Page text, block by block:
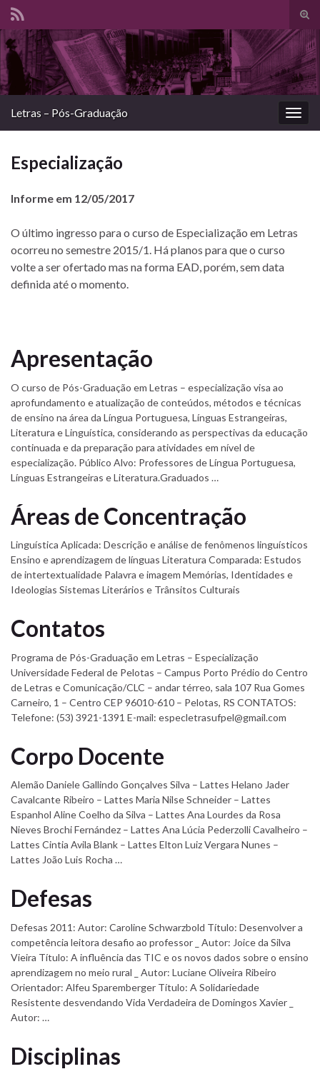
de
Search for:
Letras – Pós-Graduação
Especialização
Informe em 12/05/2017
O último ingresso para o curso de Especialização em Letras
ocorreu no semestre 2015/1. Há planos para que o curso
volte a ser ofertado mas na forma EAD, porém, sem data
definida até o momento.
Apresentação
O curso de Pós-Graduação em Letras – especialização visa ao
aprofundamento e atualização de conteúdos, métodos e técnicas
de ensino na área da Língua Portuguesa, Línguas Estrangeiras,
Literatura e Linguística, considerando as perspectivas da educação
continuada e da preparação para atividades em nível de
especialização. Público Alvo: Professores de Língua Portuguesa,
Línguas Estrangeiras e Literatura.Graduados …
Áreas de Concentração
Linguística Aplicada: Descrição e análise de fenômenos linguísticos
Ensino e aprendizagem de línguas Literatura Comparada: Estudos
de intertextualidade Palavra e imagem Memórias, Identidades e
Ideologias Sistemas Literários e Trânsitos Culturais
Contatos
Programa de Pós-Graduação em Letras – Especialização
Universidade Federal de Pelotas – Campus Porto Prédio do Centro
de Letras e Comunicação/CLC – andar térreo, sala 107 Rua Gomes
Carneiro, 1 – Centro CEP 96010-610 – Pelotas, RS CONTATOS:
Telefone: (53) 3921-1391 E-mail: especletrasufpel@gmail.com
Corpo Docente
Alemão Daniele Gallindo Gonçalves Silva – Lattes Helano Jader
Cavalcante Ribeiro – Lattes Maria Nilse Schneider – Lattes
Espanhol Aline Coelho da Silva – Lattes Ana Lourdes da Rosa
Nieves Brochi Fernández – Lattes Ana Lúcia Pederzolli Cavalheiro –
Lattes Cintia Avila Blank – Lattes Elton Luiz Vergara Nunes –
Lattes João Luis Rocha …
Defesas
Defesas 2011: Autor: Caroline Schwarzbold Título: Desenvolver a
competência leitora desafio ao professor _ Autor: Joice da Silva
Vieira Título: A influência das TIC e os novos dados sobre o ensino
aprendizagem no meio rural _ Autor: Luciane Oliveira Ribeiro
Orientador: Alfeu Sparemberger Título: A Solidariedade
Resistente desvendando Vida Verdadeira de Domingos Xavier _
Autor: …
Disciplinas